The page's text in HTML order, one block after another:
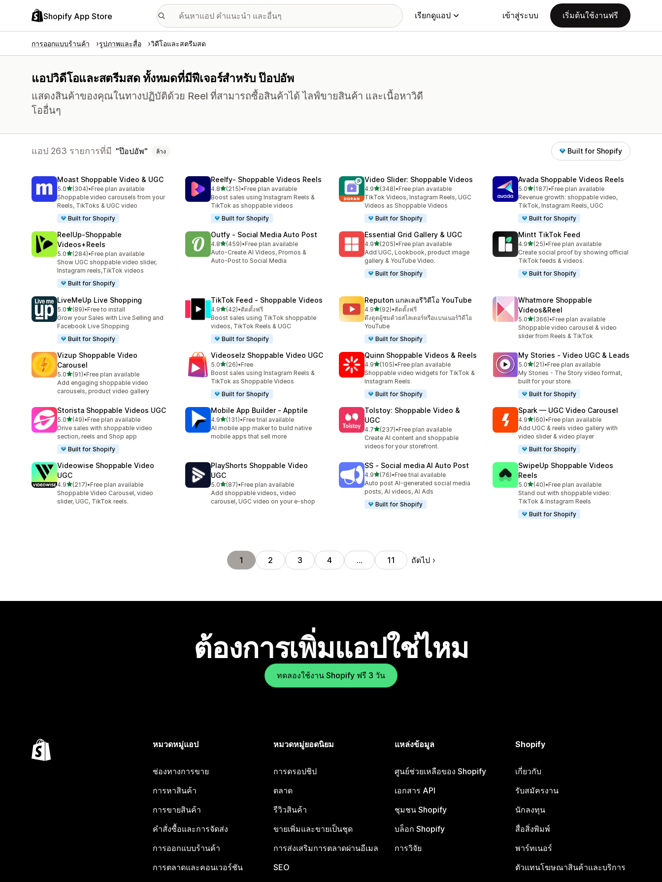
Shopify App Store เรียกดูแอป เข้าสู่ระบบ เริ่มต้นใช้งานฟรี
การออกแบบร้านค้า รูปภาพและสื่อ วิดีโอและสตรีมสด
แอปวิดีโอและสตรีมสด ทั้งหมดที่มีฟีเจอร์สำหรับ ป๊อปอัพ
แสดงสินค้าของคุณในทางปฏิบัติด้วย Reel ที่สามารถซื้อสินค้าได้ ไลฟ์ขายสินค้า และเนื้อหาวิดี
โออื่นๆ
แอป 263 รายการที่มี ป๊อปอัพ ล้าง Built for Shopify
Moast Shoppable Video & UGC
5.0เต็ม 5 ดาว
(304)
ทั้งหมด 304 รีวิว
•Free plan available
Shoppable video carousels from your
Reels, TikToks & UGC video
Built for Shopify
Reelfy‑ Shoppable Videos Reels
4.8เต็ม 5 ดาว
(215)
ทั้งหมด 215 รีวิว
•Free plan available
Boost sales using Instagram Reels &
TikTok as shoppable videos
Built for Shopify
Video Slider: Shoppable Videos
4.9เต็ม 5 ดาว
(348)
ทั้งหมด 348 รีวิว
•Free plan available
TikTok Videos, Instagram Reels, UGC
Videos as Shoppable Videos
Built for Shopify
Avada Shoppable Videos Reels
5.0เต็ม 5 ดาว
(187)
ทั้งหมด 187 รีวิว
•Free plan available
Revenue growth: shoppable video,
TikTok, Instagram Reels, UGC
Built for Shopify
ReelUp‑Shoppable
Videos+Reels
5.0เต็ม 5 ดาว
(284)
ทั้งหมด 284 รีวิว
•Free plan available
Show UGC shoppable video slider,
Instagram reels,TikTok videos
Built for Shopify
Outfy ‑ Social Media Auto Post
4.8เต็ม 5 ดาว
(459)
ทั้งหมด 459 รีวิว
•Free plan available
Auto-Create AI Videos, Promos &
Auto-Post to Social Media
Essential Grid Gallery & UGC
4.9เต็ม 5 ดาว
(205)
ทั้งหมด 205 รีวิว
•Free plan available
Add UGC, Lookbook, product image
gallery & YouTube Video.
Built for Shopify
Mintt TikTok Feed
4.9เต็ม 5 ดาว
(25)
ทั้งหมด 25 รีวิว
•Free plan available
Create social proof by showing official
TikTok feeds & videos.
Built for Shopify
LiveMeUp Live Shopping
5.0เต็ม 5 ดาว
(89)
ทั้งหมด 89 รีวิว
•Free to install
Grow your Sales with Live Selling and
Facebook Live Shopping
Built for Shopify
TikTok Feed ‑ Shoppable Videos
4.9เต็ม 5 ดาว
(42)
ทั้งหมด 42 รีวิว
•ติดตั้งฟรี
Boost sales using TikTok shoppable
videos, TikTok Reels & UGC
Built for Shopify
Reputon แกลเลอรีวิดีโอ YouTube
4.9เต็ม 5 ดาว
(92)
ทั้งหมด 92 รีวิว
•ติดตั้งฟรี
ดึงดูดผู้ชมด้วยสไลเดอร์หรือแบนเนอร์วิดีโอ
YouTube
Built for Shopify
Whatmore Shoppable
Videos&Reel
5.0เต็ม 5 ดาว
(366)
ทั้งหมด 366 รีวิว
•Free plan available
Shoppable video carousel & video
slider from Reels & TikTok
Vizup Shoppable Video
Carousel
5.0เต็ม 5 ดาว
(91)
ทั้งหมด 91 รีวิว
•Free plan available
Add engaging shoppable video
carousels, product video gallery
Videoselz Shoppable Video UGC
5.0เต็ม 5 ดาว
(26)
ทั้งหมด 26 รีวิว
•Free
Boost sales using Instagram Reels &
TikTok as Shoppable Videos
Built for Shopify
Quinn Shoppable Videos & Reels
4.9เต็ม 5 ดาว
(105)
ทั้งหมด 105 รีวิว
•Free plan available
Shoppable video widgets for TikTok &
Instagram Reels
Built for Shopify
My Stories ‑ Video UGC & Leads
5.0เต็ม 5 ดาว
(21)
ทั้งหมด 21 รีวิว
•Free plan available
My Stories - The Story video format,
built for your store.
Built for Shopify
Storista Shoppable Videos UGC
5.0เต็ม 5 ดาว
(49)
ทั้งหมด 49 รีวิว
•Free plan available
Drive sales with shoppable video
section, reels and Shop app
Built for Shopify
Mobile App Builder ‑ Apptile
4.9เต็ม 5 ดาว
(131)
ทั้งหมด 131 รีวิว
•Free trial available
AI mobile app maker to build native
mobile apps that sell more
Tolstoy: Shoppable Video &
UGC
4.7เต็ม 5 ดาว
(237)
ทั้งหมด 237 รีวิว
•Free plan available
Create AI content and shoppable
videos for your storefront.
Spark — UGC Video Carousel
4.9เต็ม 5 ดาว
(60)
ทั้งหมด 60 รีวิว
•Free plan available
Add UGC & reels video gallery with
video slider & video player
Built for Shopify
Videowise Shoppable Video
UGC
4.9เต็ม 5 ดาว
(217)
ทั้งหมด 217 รีวิว
•Free plan available
Shoppable Video Carousel, video
slider, UGC, TikTok reels.
PlayShorts Shoppable Video
UGC
5.0เต็ม 5 ดาว
(87)
ทั้งหมด 87 รีวิว
•Free plan available
Add shoppable videos, video
carousel, UGC video on your e-shop
SS ‑ Social media AI Auto Post
4.9เต็ม 5 ดาว
(76)
ทั้งหมด 76 รีวิว
•Free trial available
Auto post AI-generated social media
posts, AI videos, AI Ads
Built for Shopify
SwipeUp Shoppable Videos
Reels
5.0เต็ม 5 ดาว
(40)
ทั้งหมด 40 รีวิว
•Free plan available
Stand out with shoppable video:
TikTok & Instagram Reels
Built for Shopify
1 2 3 4 … 11 ถัดไป
ต้องการเพิ่มแอปใช่ไหม
ทดลองใช้งาน Shopify ฟรี 3 วัน
หมวดหมู่แอป
ช่องทางการขาย
การหาสินค้า
การขายสินค้า
คำสั่งซื้อและการจัดส่ง
การออกแบบร้านค้า
การตลาดและคอนเวอร์ชัน
หมวดหมู่ยอดนิยม
การดรอปชิป
ตลาด
รีวิวสินค้า
ขายเพิ่มและขายเป็นชุด
การส่งเสริมการตลาดผ่านอีเมล
SEO
แหล่งข้อมูล
ศูนย์ช่วยเหลือของ Shopify
เอกสาร API
ชุมชน Shopify
บล็อก Shopify
การวิจัย
Shopify
เกี่ยวกับ
รับสมัครงาน
นักลงทุน
สื่อสิ่งพิมพ์
พาร์ทเนอร์
ตัวแทนโฆษณาสินค้าและบริการ